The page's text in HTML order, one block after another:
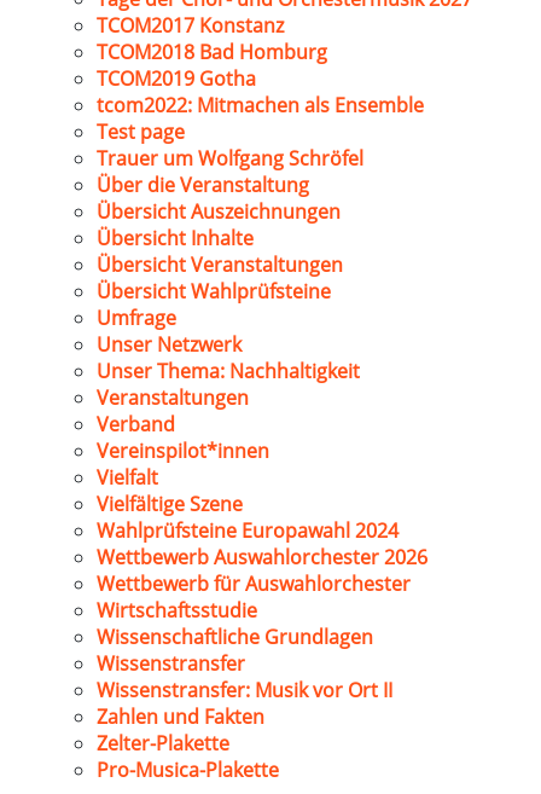
TCOM2017 Konstanz
TCOM2018 Bad Homburg
TCOM2019 Gotha
tcom2022: Mitmachen als Ensemble
Test page
Trauer um Wolfgang Schröfel
Über die Veranstaltung
Übersicht Auszeichnungen
Übersicht Inhalte
Übersicht Veranstaltungen
Übersicht Wahlprüfsteine
Umfrage
Unser Netzwerk
Unser Thema: Nachhaltigkeit
Veranstaltungen
Verband
Vereinspilot*innen
Vielfalt
Vielfältige Szene
Wahlprüfsteine Europawahl 2024
Wettbewerb Auswahlorchester 2026
Wettbewerb für Auswahlorchester
Wirtschaftsstudie
Wissenschaftliche Grundlagen
Wissenstransfer
Wissenstransfer: Musik vor Ort II
Zahlen und Fakten
Zelter-Plakette
Pro-Musica-Plakette